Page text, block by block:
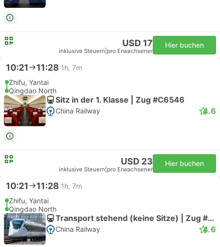
USD 17
inklusive Steuern pro Erwachsener
Hier buchen
10:21 11:28 1h, 7m
Zhifu, Yantai
Qingdao North
Sitz in der 1. Klasse | Zug #C6546
China Railway 4.6
USD 23
inklusive Steuern pro Erwachsener
Hier buchen
10:21 11:28 1h, 7m
Zhifu, Yantai
Qingdao North
Transport stehend (keine Sitze) | Zug #C6546
China Railway 4.6